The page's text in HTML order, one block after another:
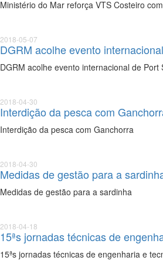
Ministério do Mar reforça VTS Costeiro
2018-05-07
DGRM acolhe evento
DGRM acolhe evento internacional de Port
2018-04-30
Interdição da pesca com
Interdição da pesca com Ganchorra
2018-04-30
Medidas de gestão para a
Medidas de gestão para a sardinha
2018-04-18
15ªs jornadas técnicas de
15ªs jornadas técnicas de engenharia e